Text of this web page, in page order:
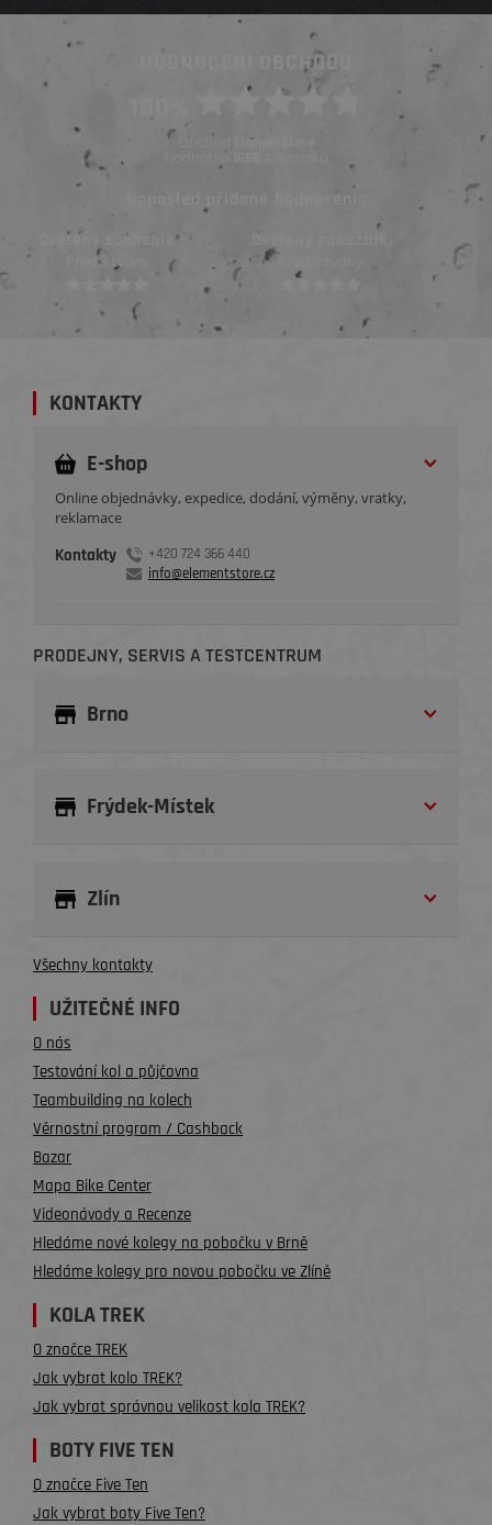
HODNOCENÍ OBCHODU
Obchod ElementStore
hodnotilo
Naposled přidané hodnocení::
Ověřený zákazník
Před 3 týdny
KONTAKTY
E-shop
Online objednávky, expedice, dodání, výměny, vratky,
reklamace
Kontakty
+420 724 366 440
info@elementstore.cz
PRODEJNY, SERVIS A TESTCENTRUM
Brno
Frýdek-Místek
Zlín
Všechny kontakty
UŽITEČNÉ INFO
O nás
Testování kol a půjčovna
Teambuilding na kolech
Věrnostní program / Cashback
Bazar
Mapa Bike Center
Videonávody a Recenze
Hledáme nové kolegy na pobočku v Brně
Hledáme kolegy pro novou pobočku ve Zlíně
KOLA TREK
O značce TREK
Jak vybrat kolo TREK?
Jak vybrat správnou velikost kola TREK?
BOTY FIVE TEN
O značce Five Ten
Jak vybrat boty Five Ten?